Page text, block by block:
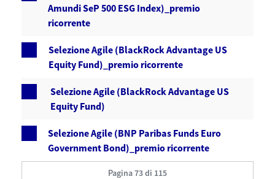
Amundi SeP 500 ESG Index)_premio
ricorrente
Selezione Agile (BlackRock Advantage US
Equity Fund)_premio ricorrente
Selezione Agile (BlackRock Advantage US
Equity Fund)
Selezione Agile (BNP Paribas Funds Euro
Government Bond)_premio ricorrente
Pagina 73 di 115